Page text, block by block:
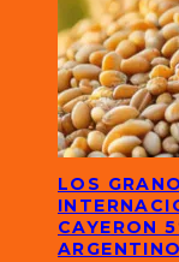
LOS
CAYERON